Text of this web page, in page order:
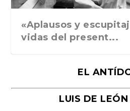
«Aplausos y
vidas del present...
EL
LUIS DE